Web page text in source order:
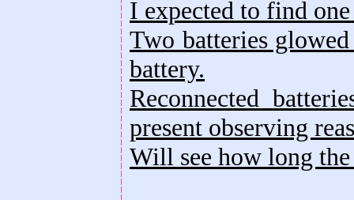
I expected to find
Two batteries
battery.
Reconnected
present observing
Will see how long